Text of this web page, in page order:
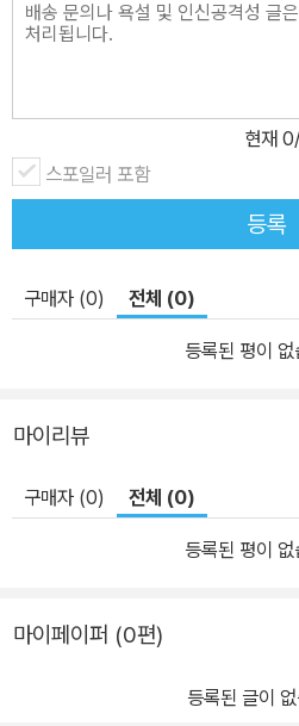
현재 0
스포일러 포함
등록
구매자 (0) 전체 (0)
등록된 평이 없
마이리뷰
구매자 (0) 전체 (0)
등록된 평이 없
마이페이퍼 (0편)
등록된 글이